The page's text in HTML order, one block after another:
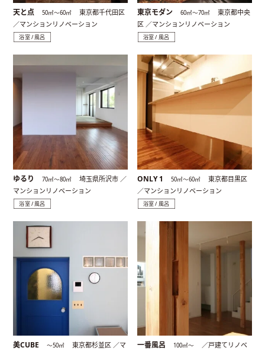
天と点 50㎡〜60㎡
東京都千代田区
／マンションリノベーション
浴室 / 風呂
東京モダン 60㎡〜70㎡
東京都中央
区 ／マンションリノベーション
浴室 / 風呂
ゆるり 70㎡〜80㎡
埼玉県所沢市 ／
マンションリノベーション
浴室 / 風呂
ONLY 1 50㎡〜60㎡
東京都目黒区
／マンションリノベーション
浴室 / 風呂
美CUBE 〜50㎡
東京都杉並区 ／マ
一番風呂 100㎡〜
／戸建てリノベ